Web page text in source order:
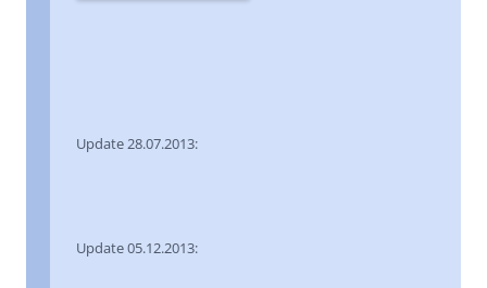
Update 28.07.2013:
Update 05.12.2013: